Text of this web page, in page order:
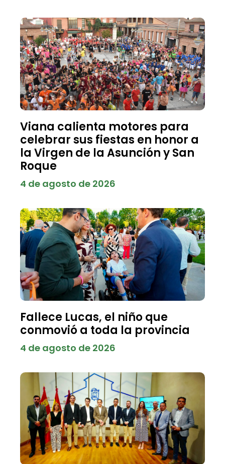
Viana calienta motores para
celebrar sus fiestas en honor a
la Virgen de la Asunción y San
Roque
4 de agosto de 2026
Fallece Lucas, el niño que
conmovió a toda la provincia
4 de agosto de 2026